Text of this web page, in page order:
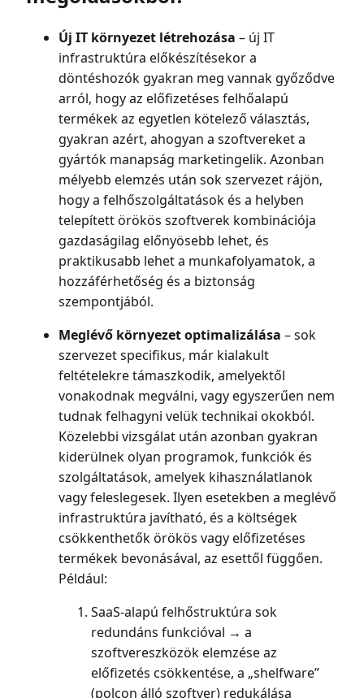
Új IT környezet létrehozása – új IT
infrastruktúra előkészítésekor a
döntéshozók gyakran meg vannak győződve
arról, hogy az előfizetéses felhőalapú
termékek az egyetlen kötelező választás,
gyakran azért, ahogyan a szoftvereket a
gyártók manapság marketingelik. Azonban
mélyebb elemzés után sok szervezet rájön,
hogy a felhőszolgáltatások és a helyben
telepített örökös szoftverek kombinációja
gazdaságilag előnyösebb lehet, és
praktikusabb lehet a munkafolyamatok, a
hozzáférhetőség és a biztonság
szempontjából.
Meglévő környezet optimalizálása – sok
szervezet specifikus, már kialakult
feltételekre támaszkodik, amelyektől
vonakodnak megválni, vagy egyszerűen nem
tudnak felhagyni velük technikai okokból.
Közelebbi vizsgálat után azonban gyakran
kiderülnek olyan programok, funkciók és
szolgáltatások, amelyek kihasználatlanok
vagy feleslegesek. Ilyen esetekben a meglévő
infrastruktúra javítható, és a költségek
csökkenthetők örökös vagy előfizetéses
termékek bevonásával, az esettől függően.
Például:
SaaS-alapú felhőstruktúra sok
redundáns funkcióval → a
szoftvereszközök elemzése az
előfizetés csökkentése, a „shelfware”
(polcon álló szoftver) redukálása